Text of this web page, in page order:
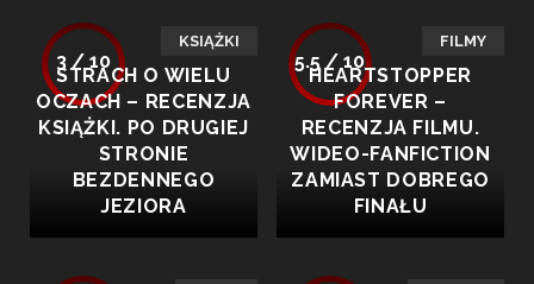
KSIĄŻKI
3 / 10
STRACH O WIELU
OCZACH – RECENZJA
KSIĄŻKI. PO DRUGIEJ
STRONIE
BEZDENNEGO
JEZIORA
FILMY
5.5 / 10
HEARTSTOPPER
FOREVER –
RECENZJA FILMU.
WIDEO-FANFICTION
ZAMIAST DOBREGO
FINAŁU